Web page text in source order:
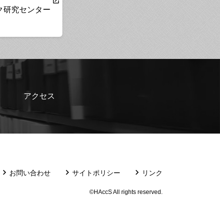
研究センター
アクセス
お問い合わせ サイトポリシー リンク
©HAccS All rights reserved.